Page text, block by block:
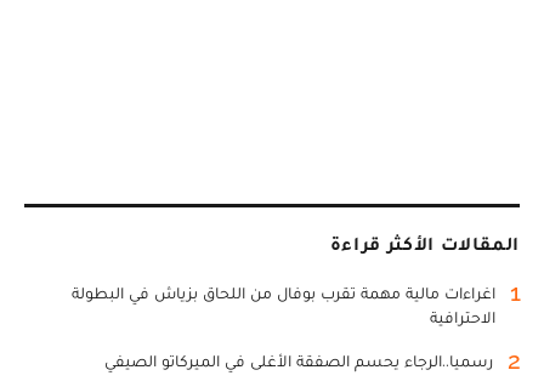
المقالات الأكثر قراءة
1
اغراءات مالية مهمة تقرب بوفال من اللحاق بزياش في البطولة
الاحترافية
2 رسميا..الرجاء يحسم الصفقة الأغلى في الميركاتو الصيفي